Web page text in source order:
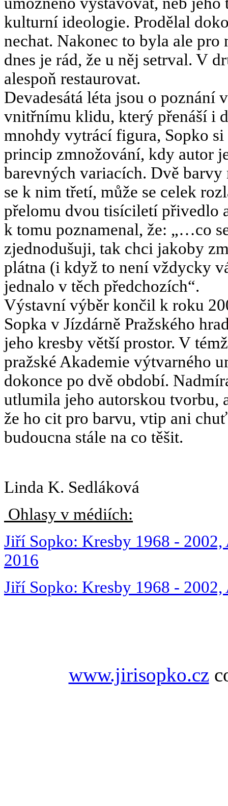
kulturní ideologie. Prodělal
nechat. Nakonec to byla ale
dnes je rád, že u něj setrval. V
alespoň restaurovat.
Devadesátá léta jsou o poznání
vnitřnímu klidu, který přenáší i
mnohdy vytrácí figura, Sopko
princip zmnožování, kdy autor
barevných variacích. Dvě
se k nim třetí, může se celek
přelomu dvou tisíciletí přivedlo
k tomu poznamenal, že: „…co
zjednodušuji, tak chci jakoby
plátna (i když to není vždycky
jednalo v těch předchozích“.
Výstavní výběr končil k roku
Sopka v Jízdárně Pražského
jeho kresby větší prostor. V
pražské Akademie výtvarného
dokonce po dvě období.
utlumila jeho autorskou tvorbu,
že ho cit pro barvu, vtip ani
budoucna stále na co těšit.
Linda K. Sedláková
Ohlasy v médiích:
Jiří Sopko: Kresby 1968 -
2016
Jiří Sopko: Kresby 1968 -
www.jirisopko.cz